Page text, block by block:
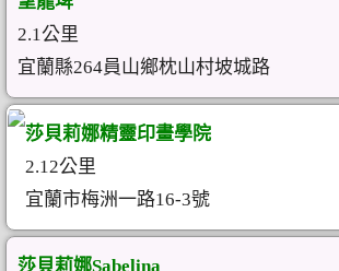
2.1公里
宜蘭縣264員山鄉枕山村坡城路
莎貝莉娜精靈印畫學院
2.12公里
宜蘭市梅洲一路16-3號
莎貝莉娜Sabelina